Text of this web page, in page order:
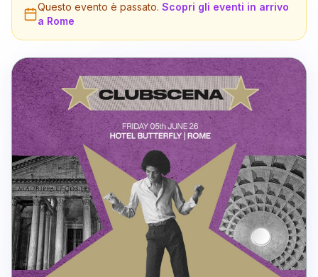
Questo evento è passato. Scopri gli eventi in arrivo
a Rome